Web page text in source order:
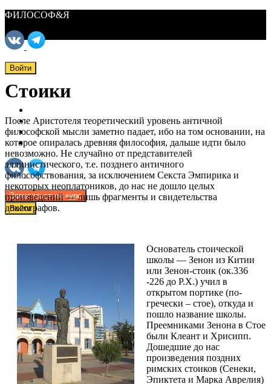
ФИЛОСОФ&Я
Войти
ФИЛОСОФ&Я
Материалы
О нас
Поддержать нас
Записаться на курс
Войти
Стоики
После Аристотеля теоретический уровень античной
философской мысли заметно падает, ибо на том основании, на
которое опиралась древняя философия, дальше идти было
невозможно. Не случайно от представителей
эллинистического, т.е. позднего античного
философствования, за исключением Секста Эмпирика и
некоторых неоплатоников, до нас не дошло целых
произведений — лишь фрагменты и свидетельства
доксографов.
Основатель стоической
школы — Зенон из Китии
или Зенон-стоик (ок.336
-226 до Р.Х.) учил в
открытом портике (по-
гречески – стое), откуда и
пошло название школы.
Преемниками Зенона в Стое
были Клеант и Хрисипп.
Дошедшие до нас
произведения поздних
римских стоиков (Сенеки,
Эпиктета и Марка Аврелия)